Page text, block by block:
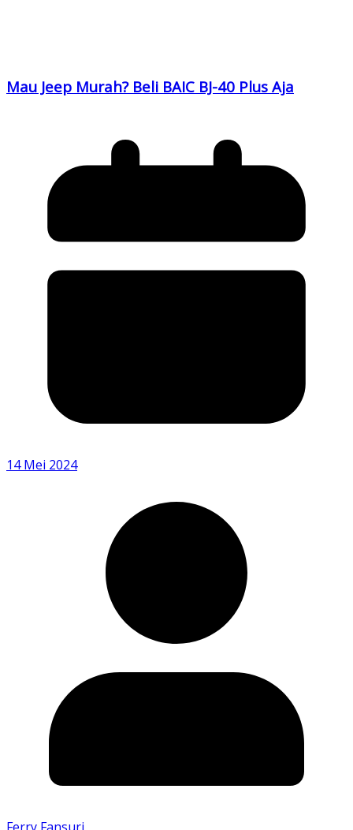
Mau Jeep Murah? Beli BAIC BJ-40 Plus Aja
14 Mei 2024
Ferry Fansuri